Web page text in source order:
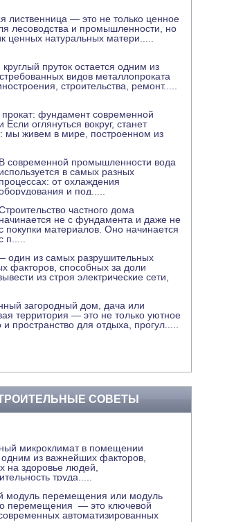
лиственница — это не только ценное
лесоводства и промышленности, но
ценных натуральных матери
пруток остается одним из
видов металлопроката
строительства, ремонт.....
прокат: фундамент современной
Если оглянуться вокруг, станет
мы живем в мире, построенном из
В современной промышленности вода
используется в самых разных
процессах: от охлаждения
и под
частного дома
начинается не с фундамента и даже не
покупки материалов. Оно начинается
п
один из самых разрушительных
факторов, способных за доли
из строя электрические сети,
загородный дом, дача или
территория — это не только уютное
пространство для отдыха, прогул
СОВЕТЫ
микроклимат в помещении
одним из важнейших факторов,
на здоровье людей,
труда
модуль перемещения или модуль
перемещения — это ключевой
автоматизированных